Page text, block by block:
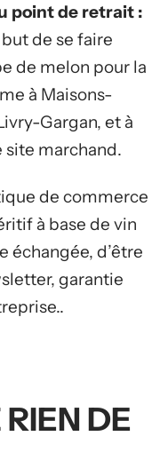
point de retrait :
de se faire
de melon pour la
à Maisons-
Gargan, et à
site marchand.
de commerce
à base de vin
échangée, d’être
garantie
DE